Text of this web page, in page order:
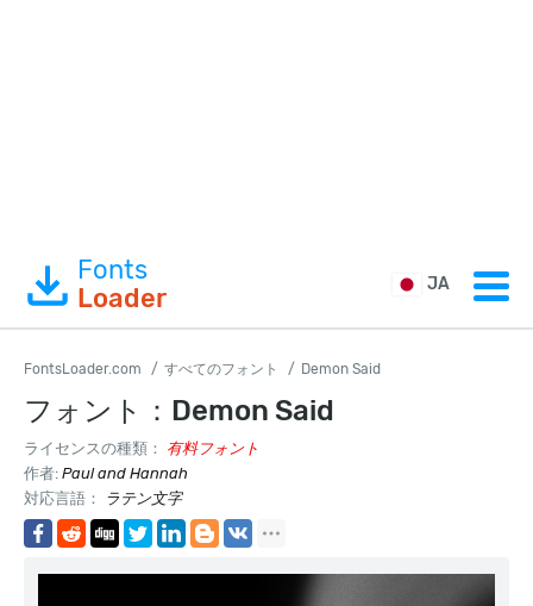
Fonts
Loader
JA
FontsLoader.com すべてのフォント Demon Said
フォント：Demon Said
ライセンスの種類： 有料フォント
作者: Paul and Hannah
対応言語：
ラテン文字